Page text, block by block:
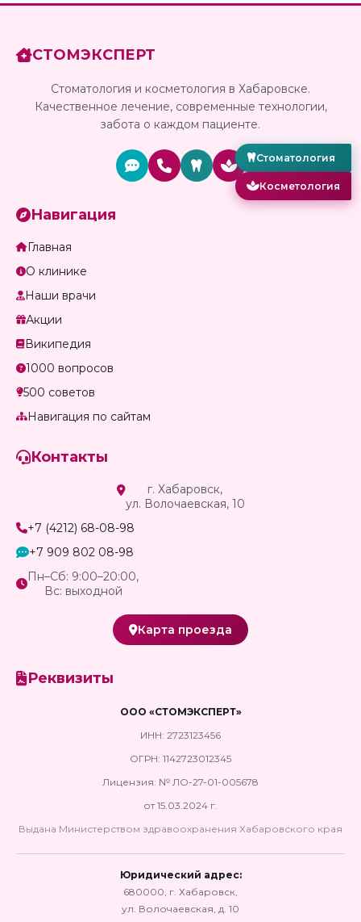
Стоматология
Косметология
СТОМЭКСПЕРТ
Стоматология и косметология в Хабаровске.
Качественное лечение, современные технологии,
забота о каждом пациенте.
Навигация
Главная
О клинике
Наши врачи
Акции
Википедия
1000 вопросов
500 советов
Навигация по сайтам
Контакты
г. Хабаровск,
ул. Волочаевская, 10
+7 (4212) 68-08-98
+7 909 802 08-98
Пн–Сб: 9:00–20:00,
Вс: выходной
Карта проезда
Реквизиты
ООО «СТОМЭКСПЕРТ»
ИНН: 2723123456
ОГРН: 1142723012345
Лицензия: № ЛО-27-01-005678
от 15.03.2024 г.
Выдана Министерством здравоохранения Хабаровского края
Юридический адрес:
680000, г. Хабаровск,
ул. Волочаевская, д. 10